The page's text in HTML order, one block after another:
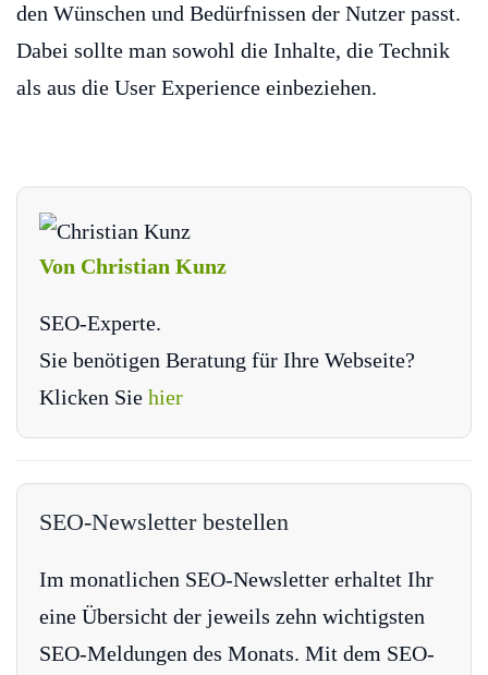
den Wünschen und Bedürfnissen der Nutzer passt.
Dabei sollte man sowohl die Inhalte, die Technik
als aus die User Experience einbeziehen.
Von Christian Kunz
SEO-Experte.
Sie benötigen Beratung für Ihre Webseite?
Klicken Sie hier
SEO-Newsletter bestellen
Im monatlichen SEO-Newsletter erhaltet Ihr
eine Übersicht der jeweils zehn wichtigsten
SEO-Meldungen des Monats. Mit dem SEO-